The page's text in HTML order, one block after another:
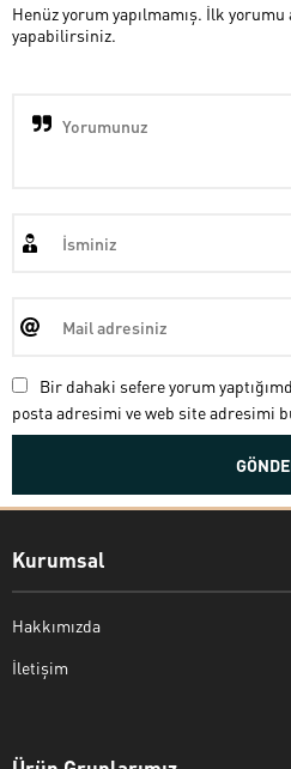
Henüz yorum yapılmamış. İlk yorumu
yapabilirsiniz.
Bir dahaki sefere yorum
posta adresimi ve web site adresimi
Kurumsal
Hakkımızda
İletişim